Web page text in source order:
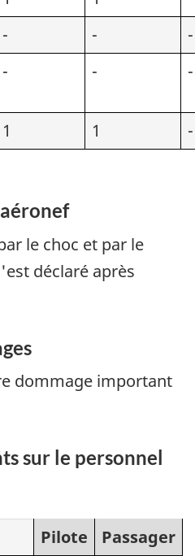
- -
-
- - -
1 1 -
le choc et par le
déclaré après
dommage important
sur le personnel
Pilote
Passager